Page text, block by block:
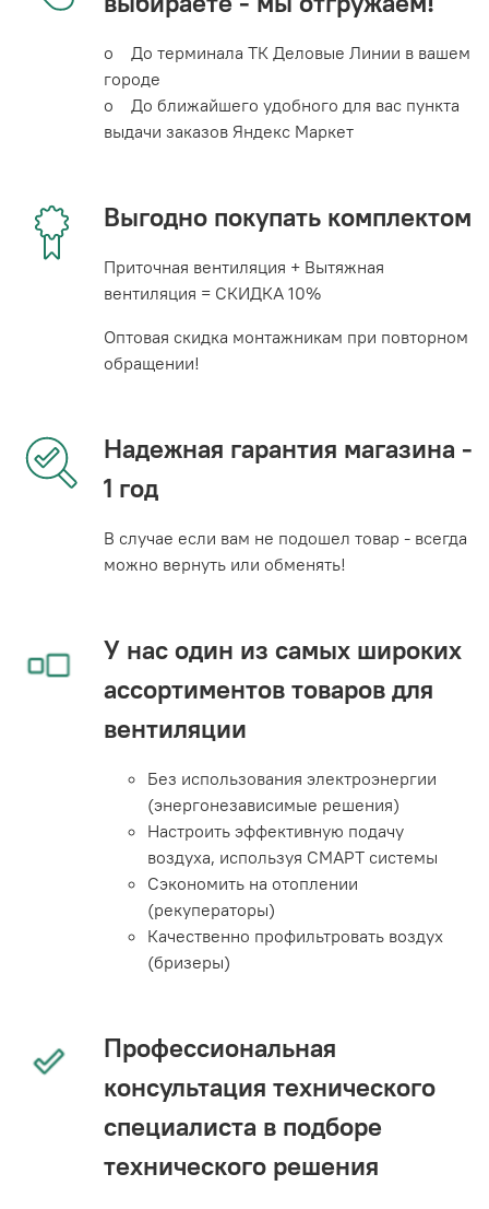
o До терминала ТК Деловые Линии в вашем
городе
o До ближайшего удобного для вас пункта
выдачи заказов Яндекс Маркет
Выгодно покупать комплектом
Приточная вентиляция + Вытяжная
вентиляция = СКИДКА 10%
Оптовая скидка монтажникам при повторном
обращении!
Надежная гарантия магазина -
1 год
В случае если вам не подошел товар - всегда
можно вернуть или обменять!
У нас один из самых широких
ассортиментов товаров для
вентиляции
Без использования электроэнергии
(энергонезависимые решения)
Настроить эффективную подачу
воздуха, используя СМАРТ системы
Сэкономить на отоплении
(рекуператоры)
Качественно профильтровать воздух
(бризеры)
Профессиональная
консультация технического
специалиста в подборе
технического решения